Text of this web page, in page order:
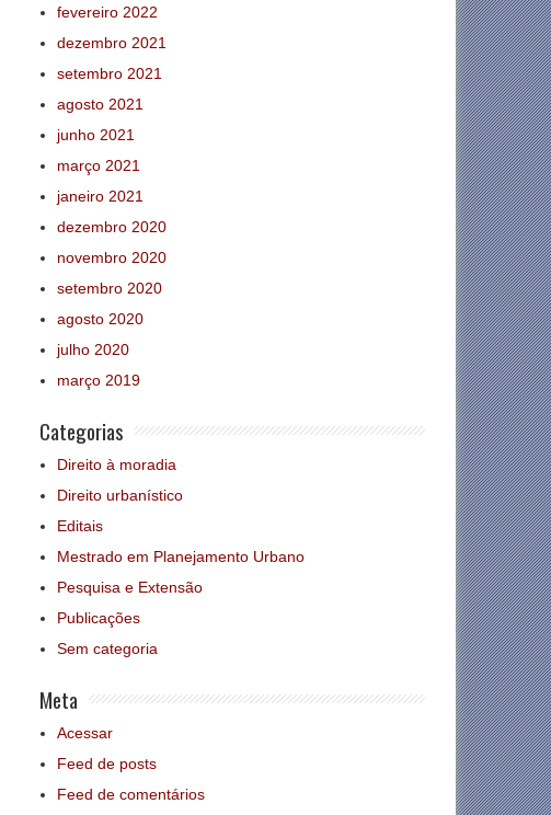
fevereiro 2022
dezembro 2021
setembro 2021
agosto 2021
junho 2021
março 2021
janeiro 2021
dezembro 2020
novembro 2020
setembro 2020
agosto 2020
julho 2020
março 2019
Categorias
Direito à moradia
Direito urbanístico
Editais
Mestrado em Planejamento Urbano
Pesquisa e Extensão
Publicações
Sem categoria
Meta
Acessar
Feed de posts
Feed de comentários